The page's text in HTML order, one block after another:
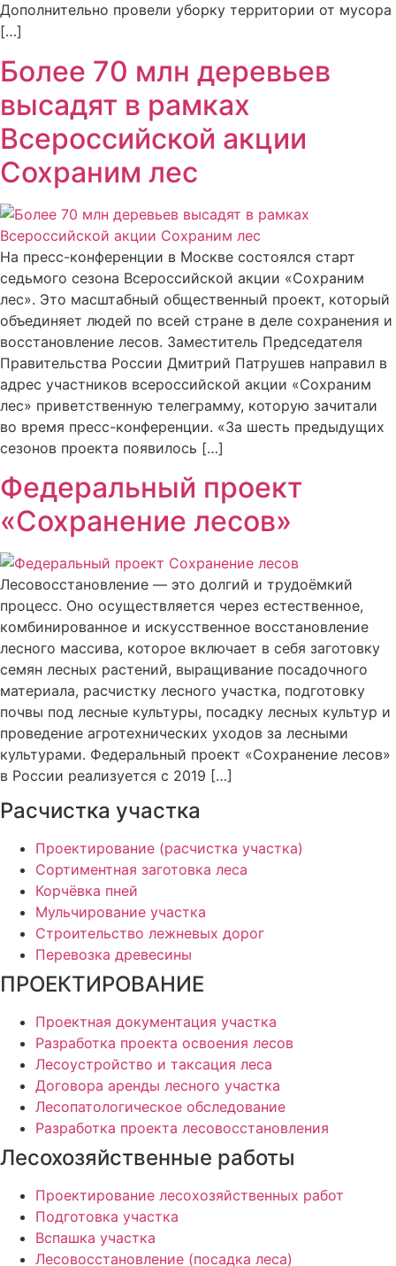
Дополнительно провели уборку территории от мусора
[…]
Более 70 млн деревьев
высадят в рамках
Всероссийской акции
Сохраним лес
На пресс-конференции в Москве состоялся старт
седьмого сезона Всероссийской акции «Сохраним
лес». Это масштабный общественный проект, который
объединяет людей по всей стране в деле сохранения и
восстановление лесов. Заместитель Председателя
Правительства России Дмитрий Патрушев направил в
адрес участников всероссийской акции «Сохраним
лес» приветственную телеграмму, которую зачитали
во время пресс-конференции. «За шесть предыдущих
сезонов проекта появилось […]
Федеральный проект
«Сохранение лесов»
Лесовосстановление — это долгий и трудоёмкий
процесс. Оно осуществляется через естественное,
комбинированное и искусственное восстановление
лесного массива, которое включает в себя заготовку
семян лесных растений, выращивание посадочного
материала, расчистку лесного участка, подготовку
почвы под лесные культуры, посадку лесных культур и
проведение агротехнических уходов за лесными
культурами. Федеральный проект «Сохранение лесов»
в России реализуется с 2019 […]
Расчистка участка
Проектирование (расчистка участка)
Сортиментная заготовка леса
Корчёвка пней
Мульчирование участка
Строительство лежневых дорог
Перевозка древесины
ПРОЕКТИРОВАНИЕ
Проектная документация участка
Разработка проекта освоения лесов
Лесоустройство и таксация леса
Договора аренды лесного участка
Лесопатологическое обследование
Разработка проекта лесовосстановления
Лесохозяйственные работы
Проектирование лесохозяйственных работ
Подготовка участка
Вспашка участка
Лесовосстановление (посадка леса)